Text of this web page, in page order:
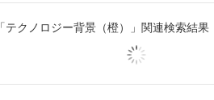
テクノロジー背景（橙）」関連検索結果